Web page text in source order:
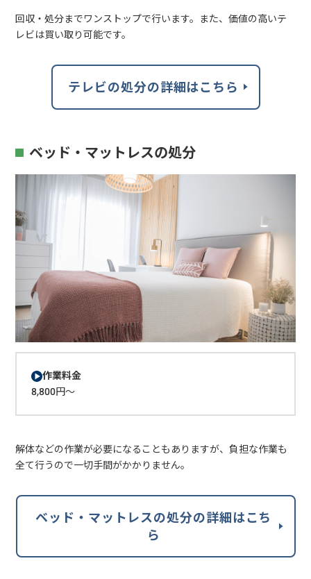
回収・処分までワンストップで行います。また、価値の高いテ
レビは買い取り可能です。
テレビの処分の詳細はこちら
ベッド・マットレスの処分
作業料金
8,800円～
解体などの作業が必要になることもありますが、負担な作業も
全て行うので一切手間がかかりません。
ベッド・マットレスの処分の詳細はこち
ら